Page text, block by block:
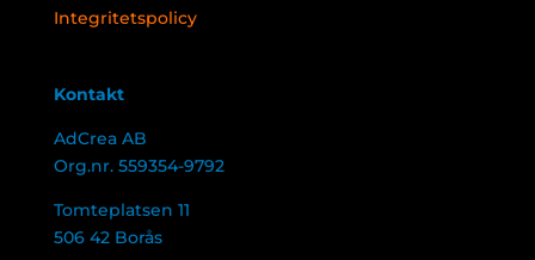
Integritetspolicy
Kontakt
AdCrea AB
Org.nr. 559354-9792
Tomteplatsen 11
506 42 Borås